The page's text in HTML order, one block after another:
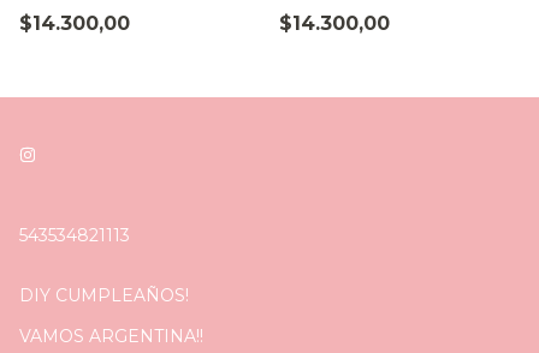
$14.300,00 $14.300,00
543534821113
DIY CUMPLEAÑOS!
VAMOS ARGENTINA!!